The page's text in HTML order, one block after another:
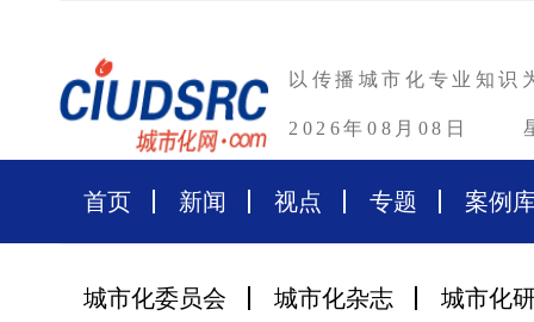
以传播城市化专业知识
2026年08月08日
首页 新闻 视点 专题 案例
城市化委员会 城市化杂志 城市化